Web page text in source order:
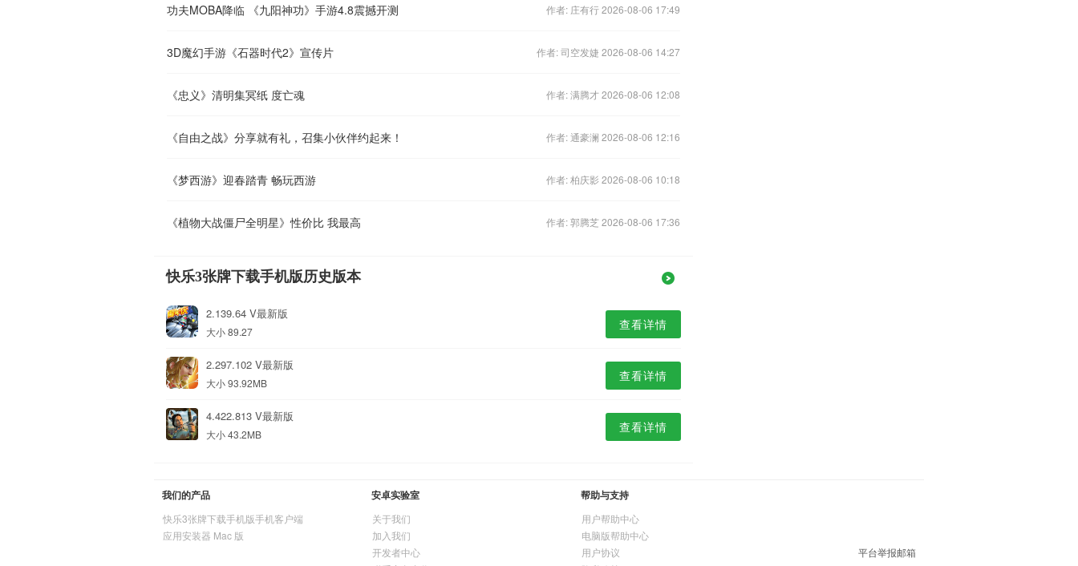
功夫MOBA降临 《九阳神功》手游4.8震撼开测 作者: 庄有行 2026-08-06 17:49
3D魔幻手游《石器时代2》宣传片 作者: 司空发婕 2026-08-06 14:27
《忠义》清明集冥纸 度亡魂 作者: 满腾才 2026-08-06 12:08
《自由之战》分享就有礼，召集小伙伴约起来！ 作者: 通豪澜 2026-08-06 12:16
《梦西游》迎春踏青 畅玩西游 作者: 柏庆影 2026-08-06 10:18
《植物大战僵尸全明星》性价比 我最高 作者: 郭腾芝 2026-08-06 17:36
快乐3张牌下载手机版历史版本
2.139.64 V最新版
大小 89.27 查看详情
2.297.102 V最新版
大小 93.92MB 查看详情
4.422.813 V最新版
大小 43.2MB 查看详情
我们的产品
快乐3张牌下载手机版手机客户端
应用安装器 Mac 版
安卓实验室
关于我们
加入我们
开发者中心
帮助与支持
用户帮助中心
电脑版帮助中心
用户协议
平台举报邮箱